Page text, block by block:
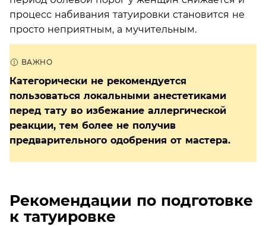
процесс набивания татуировки становится не
просто неприятным, а мучительным.
Категорически не рекомендуется
пользоваться локальными анестетиками
перед тату во избежание аллергической
реакции, тем более не получив
предварительного одобрения от мастера.
Рекомендации по подготовке
к татуировке